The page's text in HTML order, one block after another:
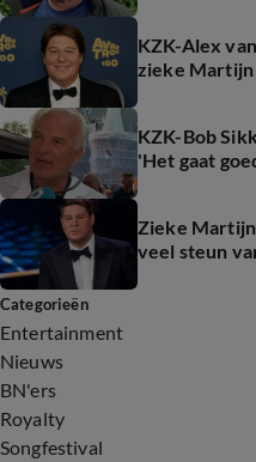
KZK-Alex
zieke Martijn
KZK-Bob
'Het gaat
Zieke
veel steun
Categorieën
Entertainment
Nieuws
BN'ers
Royalty
Songfestival